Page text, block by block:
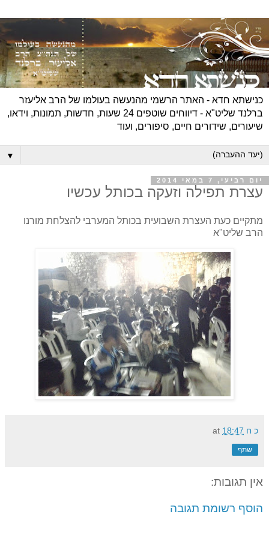
כנישתא חדא - האתר הרשמי מהנעשה בעולמו של הרב אליעזר
ברלנד שליט"א - דיווחים שוטפים 24 שעות, חדשות, תמונות, וידאו,
שיעורים, שידורים חיים, סיפורים, ועוד
▼
יום רביעי, 7 במאי 2014
עצרת תפילה וזעקה בכותל עכשיו
מתקיים כעת העצרת השבועית בכותל המערבי להצלחת מורנו
הרב שליט"א
כ ח at 18:47
שתף
אין תגובות:
הוסף רשומת תגובה